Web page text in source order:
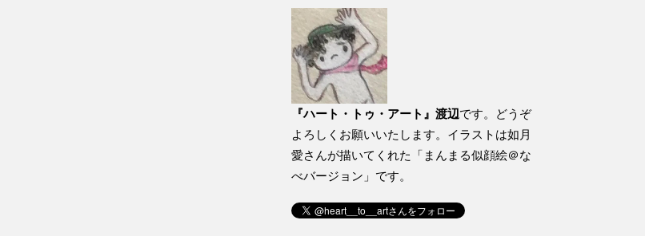
『ハート・トゥ・アート』渡辺です。どうぞ
よろしくお願いいたします。イラストは如月
愛さんが描いてくれた「まんまる似顔絵＠な
べバージョン」です。